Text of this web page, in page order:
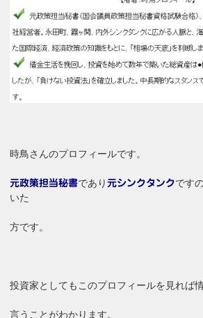
時鳥さんのプロフィールです。
元政策担当秘書であり元シンクタンクです
いた
方です。
投資家としてもこのプロフィールを見れば
言うことがわかります。